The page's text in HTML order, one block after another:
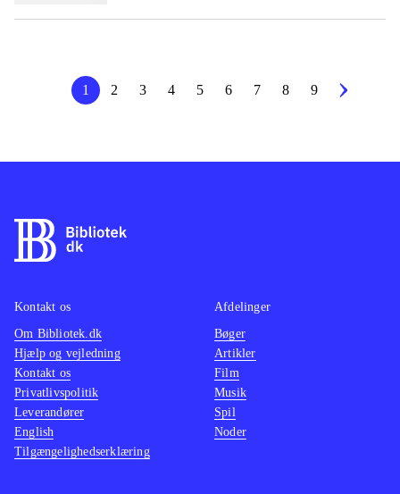
1 2 3 4 5 6 7 8 9
Kontakt os
Om Bibliotek.dk
Hjælp og vejledning
Kontakt os
Privatlivspolitik
Leverandører
English
Tilgængelighedserklæring
Afdelinger
Bøger
Artikler
Film
Musik
Spil
Noder